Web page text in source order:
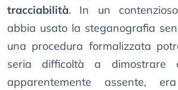
tracciabilità. In un
abbia usato la steganografia
una procedura formalizzata
seria difficoltà a dimostrare
apparentemente assente,